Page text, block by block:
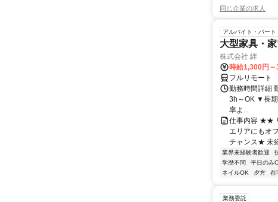
同じ企業の求人
アルバイト・パート
大型家具・
株式会社 絆
時給1,300円～
フルリモート
勤務時間詳細
3h～OK ▼長
率よ...
仕事内容 ★★
エリアにもオ
チャンス★ 未
業界未経験者歓迎
学歴不問
平日のみ
ネイルOK
夕方 在
業務委託